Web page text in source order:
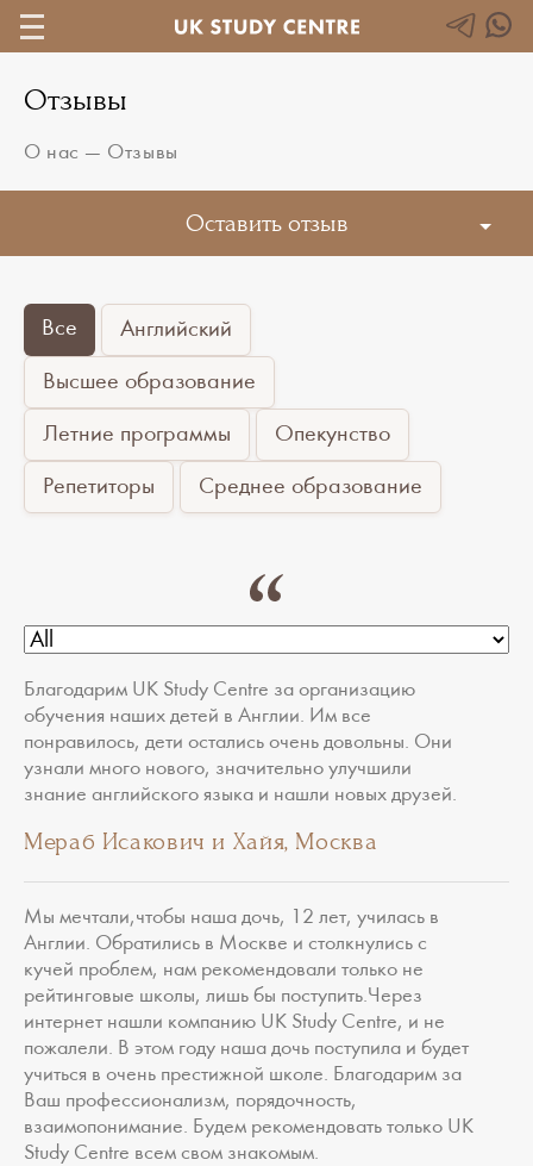
Отзывы
О нас — Отзывы
Оставить отзыв
Все Английский
Высшее образование
Летние программы Опекунство
Репетиторы Среднее образование
Благодарим UK Study Centre за организацию
обучения наших детей в Англии. Им все
понравилось, дети остались очень довольны. Они
узнали много нового, значительно улучшили
знание английского языка и нашли новых друзей.
Мераб Исакович и Хайя, Москва
Мы мечтали,чтобы наша дочь, 12 лет, училась в
Англии. Обратились в Москве и столкнулись с
кучей проблем, нам рекомендовали только не
рейтинговые школы, лишь бы поступить.Через
интернет нашли компанию UK Study Centre, и не
пожалели. В этом году наша дочь поступила и будет
учиться в очень престижной школе. Благодарим за
Ваш профессионализм, порядочность,
взаимопонимание. Будем рекомендовать только UK
Study Centre всем свом знакомым.